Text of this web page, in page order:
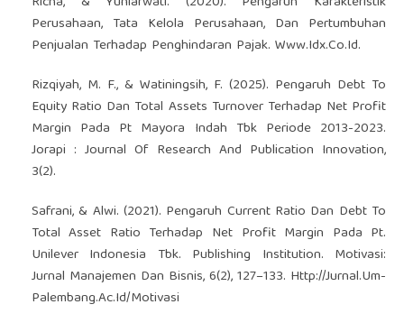
Perusahaan, Tata Kelola Perusahaan, Dan Pertumbuhan
Penjualan Terhadap Penghindaran Pajak. Www.Idx.Co.Id.
Rizqiyah, M. F., & Watiningsih, F. (2025). Pengaruh Debt To
Equity Ratio Dan Total Assets Turnover Terhadap Net Profit
Margin Pada Pt Mayora Indah Tbk Periode 2013-2023.
Jorapi : Journal Of Research And Publication Innovation,
3(2).
Safrani, & Alwi. (2021). Pengaruh Current Ratio Dan Debt To
Total Asset Ratio Terhadap Net Profit Margin Pada Pt.
Unilever Indonesia Tbk. Publishing Institution. Motivasi:
Jurnal Manajemen Dan Bisnis, 6(2), 127–133. Http://Jurnal.Um-
Palembang.Ac.Id/Motivasi